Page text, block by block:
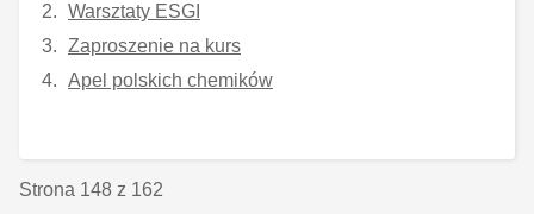
Warsztaty ESGI
Zaproszenie na kurs
Apel polskich chemików
Strona 148 z 162